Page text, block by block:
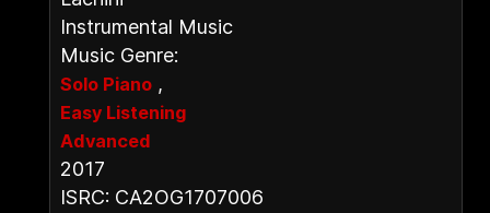
Instrumental Music
Music Genre:
Solo Piano ,
Easy Listening
Advanced
2017
ISRC: CA2OG1707006